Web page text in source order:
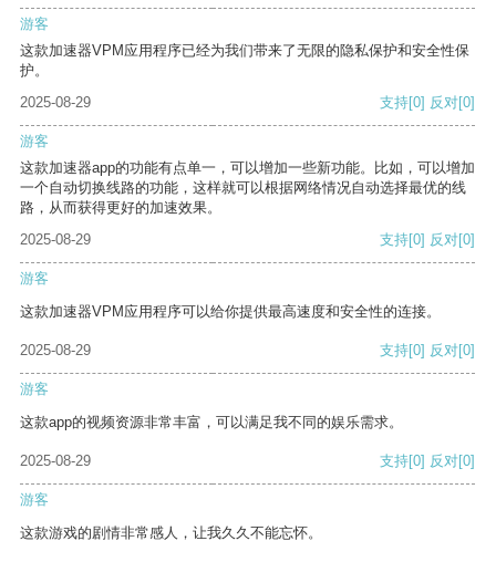
游客
这款加速器VPM应用程序已经为我们带来了无限的隐私保护和安全性保
护。
2025-08-29
支持[0] 反对[0]
游客
这款加速器app的功能有点单一，可以增加一些新功能。比如，可以增加
一个自动切换线路的功能，这样就可以根据网络情况自动选择最优的线
路，从而获得更好的加速效果。
2025-08-29
支持[0] 反对[0]
游客
这款加速器VPM应用程序可以给你提供最高速度和安全性的连接。
2025-08-29 支持[0] 反对[0]
游客
这款app的视频资源非常丰富，可以满足我不同的娱乐需求。
2025-08-29 支持[0] 反对[0]
游客
这款游戏的剧情非常感人，让我久久不能忘怀。